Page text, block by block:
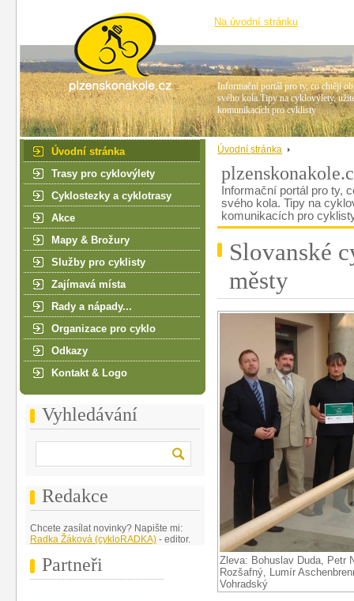
Na úvodní stránku
Informační portál pro ty, co chtějí
svého kola.Tipy na cyklovýlety,
komunikacích pro cyklisty
Úvodní stránka
Trasy pro cyklovýlety
Cyklostezky a cyklotrasy
Akce
Mapy & Brožury
Služby pro cyklisty
Zajímavá místa
Rady a nápady...
Organizace pro cyklo
Odkazy
Kontakt & Logo
Vyhledávání
Redakce
Chcete zasílat novinky? Napište mi:
Radka Žáková (cykloRADKA) - editor.
Partneři
Úvodní stránka
Informační portál pro ty,
svého kola. Tipy na
komunikacích pro
Slovanské
městy
Zleva: Bohuslav Duda, Petr
Rozšafný, Lumír
Vohradský